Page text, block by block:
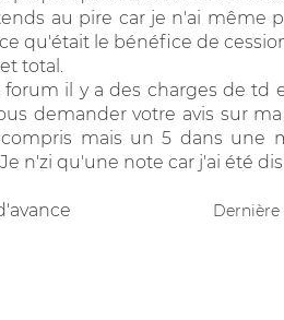
au pire car je n'ai même
qu'était le bénéfice de
total.
forum il y a des charges de td
demander votre avis sur
mais un 5 dans une
n'zi qu'une note car j'ai été